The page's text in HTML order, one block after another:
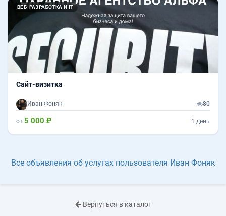
ВЕБ-РАЗРАБОТКА И IT
Сайт-визитка
Иван Фоняк 80
от 5 000 ₽ 1 день
Все объявления об услугах пользователя Иван Фоняк
Вернуться в каталог